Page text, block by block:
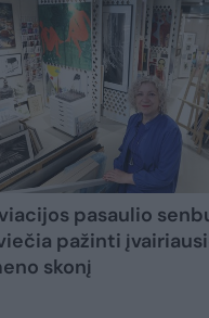
pasaulio
pažinti
skonį